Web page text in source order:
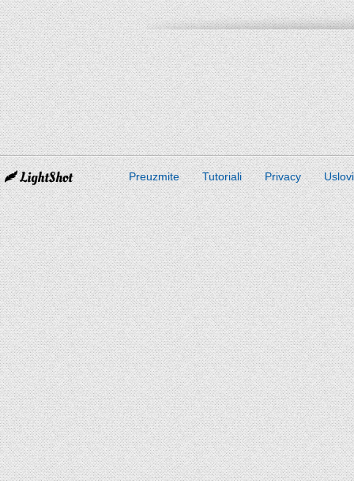
Preuzmite Tutoriali Privacy